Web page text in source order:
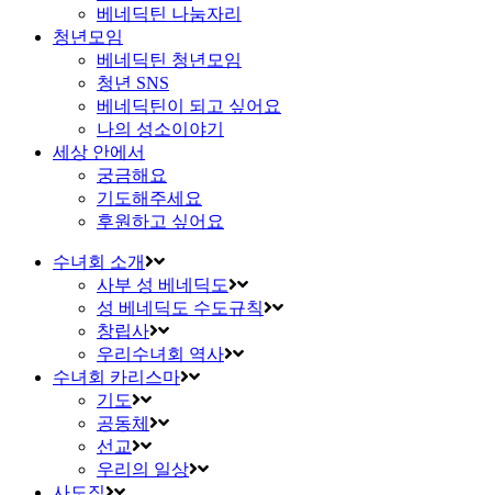
베네딕틴 나눔자리
청년모임
베네딕틴 청년모임
청년 SNS
베네딕틴이 되고 싶어요
나의 성소이야기
세상 안에서
궁금해요
기도해주세요
후원하고 싶어요
수녀회 소개
사부 성 베네딕도
성 베네딕도 수도규칙
창립사
우리수녀회 역사
수녀회 카리스마
기도
공동체
선교
우리의 일상